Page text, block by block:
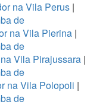
na Vila Perus|
de
na Vila Pierina |
de
Vila Pirajussara |
de
na Vila Polopoli |
de